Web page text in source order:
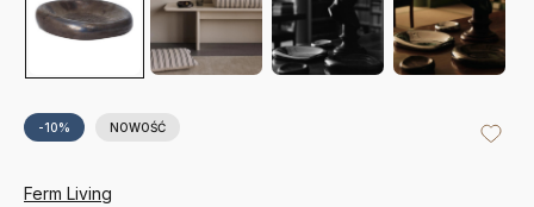
-10% NOWOŚĆ
Ferm Living